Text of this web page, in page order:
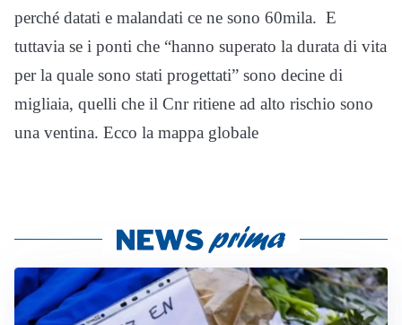
perché datati e malandati ce ne sono 60mila. E
tuttavia se i ponti che “hanno superato la durata di vita
per la quale sono stati progettati” sono decine di
migliaia, quelli che il Cnr ritiene ad alto rischio sono
una ventina. Ecco la mappa globale